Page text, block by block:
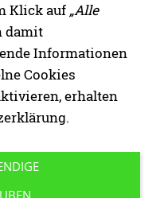
Klick auf „Alle
damit
Informationen
Cookies
erhalten